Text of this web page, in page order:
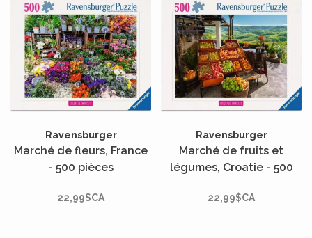
Ravensburger
Marché de fleurs, France
- 500 pièces
22,99$CA
Ravensburger
Marché de fruits et
légumes, Croatie - 500
22,99$CA